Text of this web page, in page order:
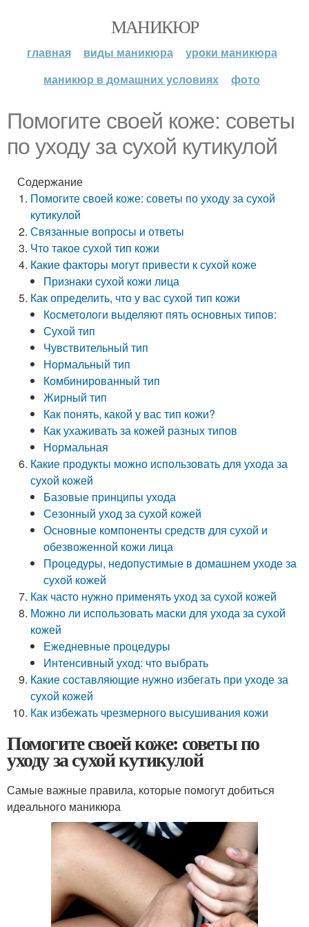
МАНИКЮР
главная виды маникюра
уроки маникюра
маникюр в домашних условиях
фото
Помогите своей коже: советы
по уходу за сухой кутикулой
Содержание
Помогите своей коже: советы по уходу за сухой
кутикулой
Связанные вопросы и ответы
Что такое сухой тип кожи
Какие факторы могут привести к сухой коже
Признаки сухой кожи лица
Как определить, что у вас сухой тип кожи
Косметологи выделяют пять основных типов:
Сухой тип
Чувствительный тип
Нормальный тип
Комбинированный тип
Жирный тип
Как понять, какой у вас тип кожи?
Как ухаживать за кожей разных типов
Нормальная
Какие продукты можно использовать для ухода за
сухой кожей
Базовые принципы ухода
Сезонный уход за сухой кожей
Основные компоненты средств для сухой и
обезвоженной кожи лица
Процедуры, недопустимые в домашнем уходе за
сухой кожей
Как часто нужно применять уход за сухой кожей
Можно ли использовать маски для ухода за сухой
кожей
Ежедневные процедуры
Интенсивный уход: что выбрать
Какие составляющие нужно избегать при уходе за
сухой кожей
Как избежать чрезмерного высушивания кожи
Помогите своей коже: советы по
уходу за сухой кутикулой
Самые важные правила, которые помогут добиться
идеального маникюра